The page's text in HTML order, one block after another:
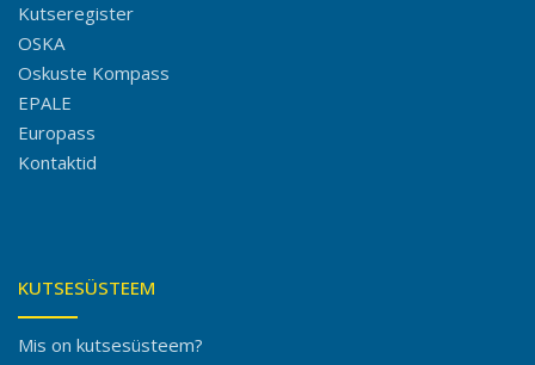
Kutseregister
OSKA
Oskuste Kompass
EPALE
Europass
Kontaktid
KUTSESÜSTEEM
Mis on kutsesüsteem?